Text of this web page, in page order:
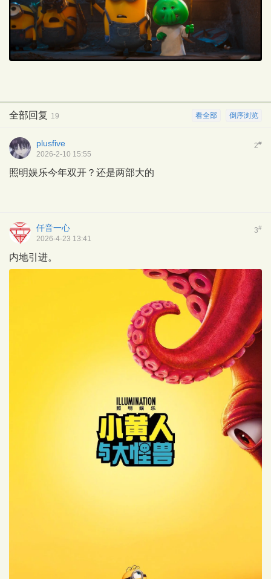
倒序浏览
看全部
全部回复 19
2#
plusfive
2026-2-10 15:55
照明娱乐今年双开？还是两部大的
3#
仟音一心
2026-4-23 13:41
内地引进。